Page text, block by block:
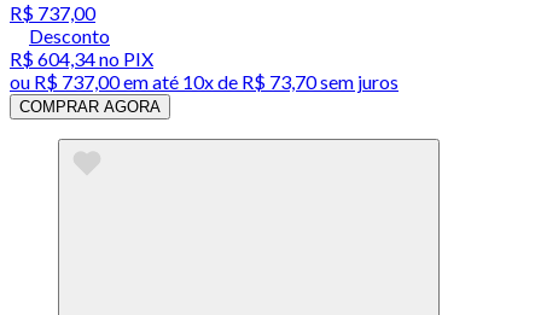
R$ 737,00
Desconto
R$ 604,34no PIX
ou R$ 737,00em até 10x de R$ 73,70 sem juros
COMPRAR AGORA